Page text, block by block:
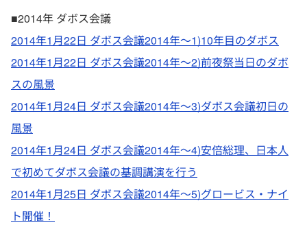
■2014年 ダボス会議
2014年1月22日 ダボス会議2014年～1)10年目のダボス
2014年1月22日 ダボス会議2014年～2)前夜祭当日のダボ
スの風景
2014年1月24日 ダボス会議2014年～3)ダボス会議初日の
風景
2014年1月24日 ダボス会議2014年～4)安倍総理、日本人
で初めてダボス会議の基調講演を行う
2014年1月25日 ダボス会議2014年～5)グロービス・ナイ
ト開催！